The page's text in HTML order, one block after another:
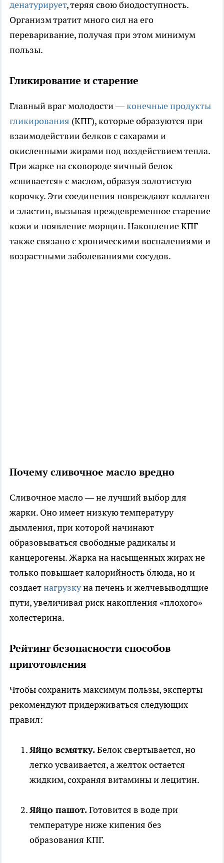
денатурирует, теряя свою биодоступность.
Организм тратит много сил на его
переваривание, получая при этом минимум
пользы.
Гликирование и старение
Главный враг молодости —конечные продукты
гликирования (КПГ), которые образуются при
взаимодействии белков с сахарами и
окисленными жирами под воздействием тепла.
При жарке на сковороде яичный белок
«сшивается» с маслом, образуя золотистую
корочку. Эти соединения повреждают коллаген
и эластин, вызывая преждевременное старение
кожи и появление морщин. Накопление КПГ
также связано с хроническими воспалениями и
возрастными заболеваниями сосудов.
Почему сливочное масло вредно
Сливочное масло — не лучший выбор для
жарки. Оно имеет низкую температуру
дымления, при которой начинают
образовываться свободные радикалы и
канцерогены. Жарка на насыщенных жирах не
только повышает калорийность блюда, но и
создаетнагрузкуна печень и желчевыводящие
пути, увеличивая риск накопления «плохого»
холестерина.
Рейтинг безопасности способов
приготовления
Чтобы сохранить максимум пользы, эксперты
рекомендуют придерживаться следующих
правил:
Яйцо всмятку.Белок свертывается, но
легко усваивается, а желток остается
жидким, сохраняя витамины и лецитин.
Яйцо пашот.Готовится в воде при
температуре ниже кипения без
образования КПГ.